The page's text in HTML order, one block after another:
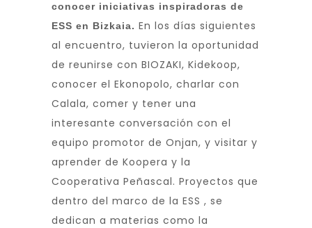
conocer iniciativas inspiradoras de
ESS en Bizkaia. En los días siguientes
al encuentro, tuvieron la oportunidad
de reunirse con BIOZAKI, Kidekoop,
conocer el Ekonopolo, charlar con
Calala, comer y tener una
interesante conversación con el
equipo promotor de Onjan, y visitar y
aprender de Koopera y la
Cooperativa Peñascal. Proyectos que
dentro del marco de la ESS , se
dedican a materias como la